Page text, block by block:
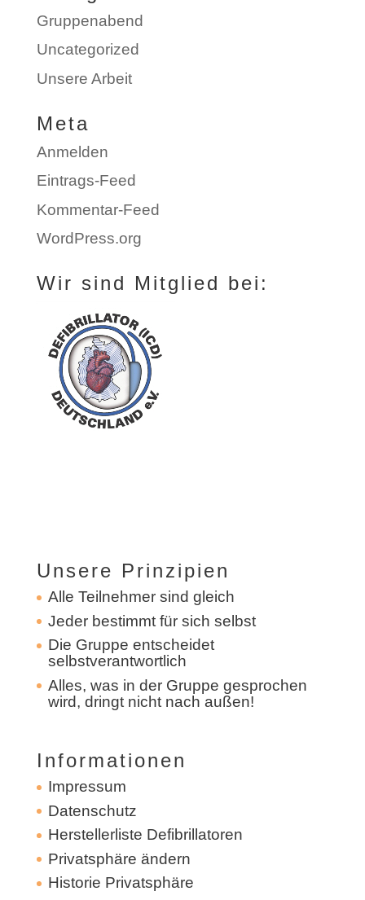
Gruppenabend
Uncategorized
Unsere Arbeit
Meta
Anmelden
Eintrags-Feed
Kommentar-Feed
WordPress.org
Wir sind Mitglied bei:
Unsere Prinzipien
Alle Teilnehmer sind gleich
Jeder bestimmt für sich selbst
Die Gruppe entscheidet
selbstverantwortlich
Alles, was in der Gruppe gesprochen
wird, dringt nicht nach außen!
Informationen
Impressum
Datenschutz
Herstellerliste Defibrillatoren
Privatsphäre ändern
Historie Privatsphäre